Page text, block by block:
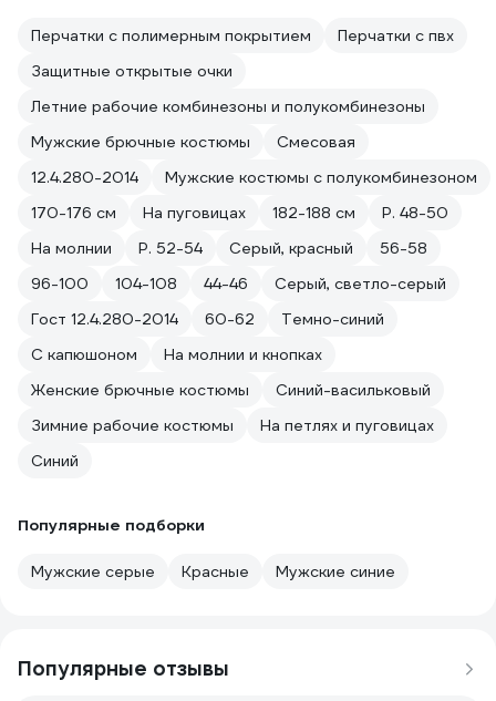
Перчатки с полимерным покрытием
Перчатки с пвх
Защитные открытые очки
Летние рабочие комбинезоны и полукомбинезоны
Мужские брючные костюмы
Смесовая
12.4.280-2014
Мужские костюмы с полукомбинезоном
170-176 см
На пуговицах 182-188 см
Р. 48-50
На молнии
Р. 52-54 Серый, красный
56-58
96-100
104-108 44-46
Серый, светло-серый
Гост 12.4.280-2014
60-62
Темно-синий
С капюшоном
На молнии и кнопках
Женские брючные костюмы
Синий-васильковый
Зимние рабочие костюмы
На петлях и пуговицах
Синий
Популярные подборки
Мужские серые Красные Мужские синие
Популярные отзывы